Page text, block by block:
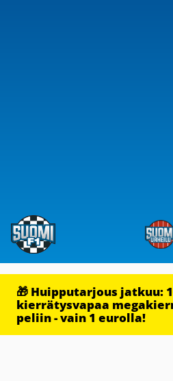
🎁 Huipputarjous jatkuu:
kierrätysvapaa
peliin - vain 1 eurolla!